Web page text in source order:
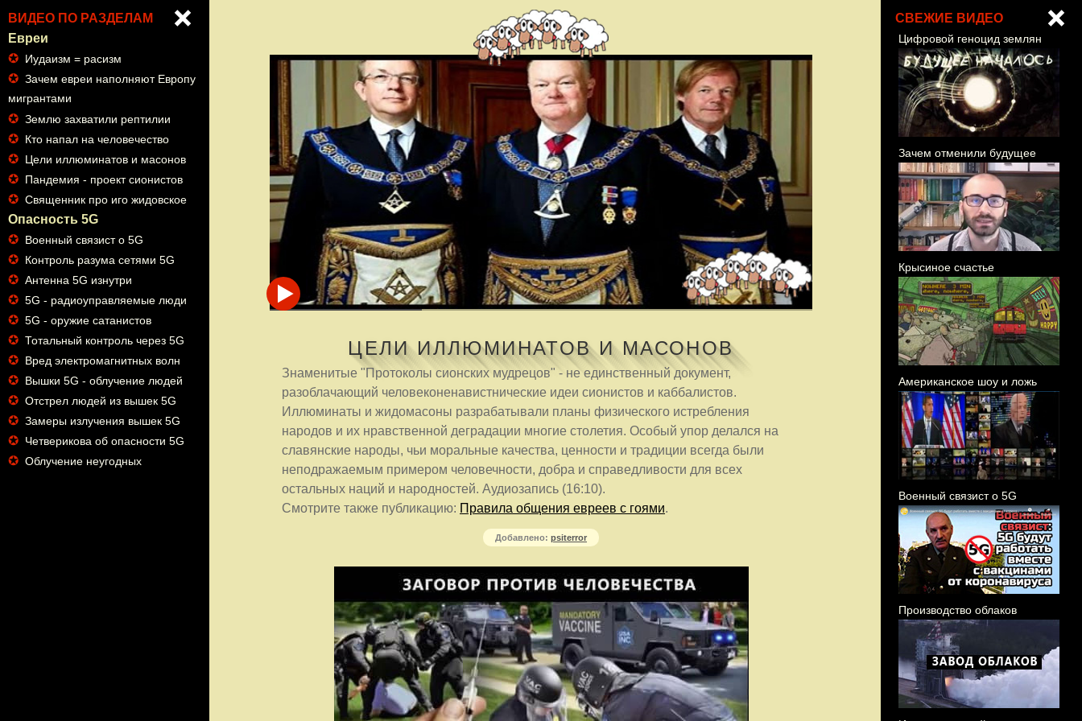
ВИДЕО ПО РАЗДЕЛАМ
Евреи
✪ Иудаизм = расизм
✪ Зачем евреи наполняют Европу
мигрантами
✪ Землю захватили рептилии
✪ Кто напал на человечество
✪ Цели иллюминатов и масонов
✪ Пандемия - проект сионистов
✪ Священник про иго жидовское
Опасность 5G
✪ Военный связист о 5G
✪ Контроль разума сетями 5G
✪ Антенна 5G изнутри
✪ 5G - радиоуправляемые люди
✪ 5G - оружие сатанистов
✪ Тотальный контроль через 5G
✪ Вред электромагнитных волн
✪ Вышки 5G - облучение людей
✪ Отстрел людей из вышек 5G
✪ Замеры излучения вышек 5G
✪ Четверикова об опасности 5G
✪ Облучение неугодных
СВЕЖИЕ ВИДЕО
Цифровой геноцид землян
Зачем отменили будущее
Крысиное счастье
Американское шоу и ложь
Военный связист о 5G
Производство облаков
ЦЕЛИ ИЛЛЮМИНАТОВ И МАСОНОВ
Знаменитые "Протоколы сионских мудрецов" - не единственный документ,
разоблачающий человеконенавистнические идеи сионистов и каббалистов.
Иллюминаты и жидомасоны разрабатывали планы физического истребления
народов и их нравственной деградации многие столетия. Особый упор делался на
славянские народы, чьи моральные качества, ценности и традиции всегда были
неподражаемым примером человечности, добра и справедливости для всех
остальных наций и народностей. Аудиозапись (16:10).
Смотрите также публикацию: Правила общения евреев с гоями.
Добавлено: psiterror